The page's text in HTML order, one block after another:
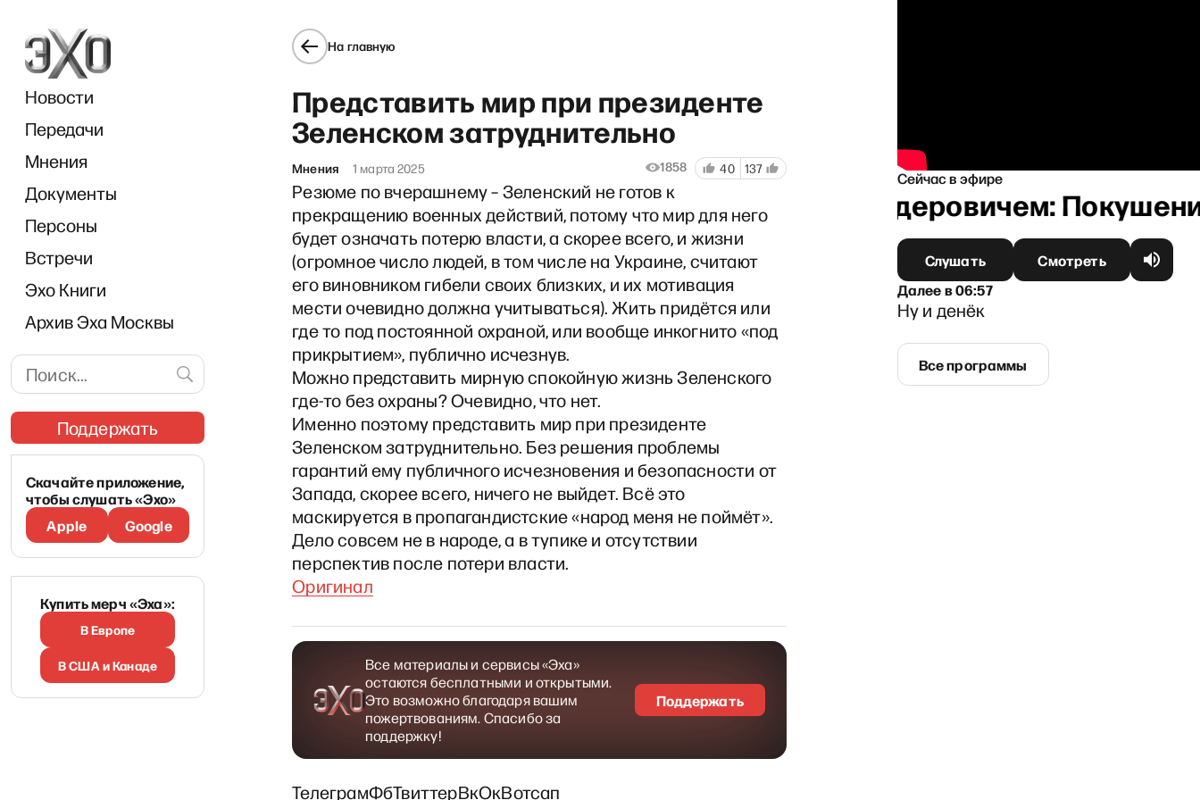
Новости
Передачи
Мнения
Документы
Персоны
Встречи
Эхо Книги
Архив Эха Москвы
Поддержать
Скачайте приложение,
чтобы слушать «Эхо»
Apple
Google
Купить мерч «Эха»:
В Европе
В США и Канаде
На главную
Представить мир при президенте
Зеленском затруднительно
Мнения 1 марта 2025 1858 40 137
Резюме по вчерашнему – Зеленский не готов к
прекращению военных действий, потому что мир для него
будет означать потерю власти, а скорее всего, и жизни
(огромное число людей, в том числе на Украине, считают
его виновником гибели своих близких, и их мотивация
мести очевидно должна учитываться). Жить придётся или
где то под постоянной охраной, или вообще инкогнито «под
прикрытием», публично исчезнув.
Можно представить мирную спокойную жизнь Зеленского
где-то без охраны? Очевидно, что нет.
Именно поэтому представить мир при президенте
Зеленском затруднительно. Без решения проблемы
гарантий ему публичного исчезновения и безопасности от
Запада, скорее всего, ничего не выйдет. Всё это
маскируется в пропагандистские «народ меня не поймёт».
Дело совсем не в народе, а в тупике и отсутствии
перспектив после потери власти.
Оригинал
Все материалы и сервисы «Эха»
остаются бесплатными и открытыми.
Это возможно благодаря вашим
пожертвованиям. Спасибо за
поддержку!
Поддержать
ТелеграмФбТвиттерВкОкВотсап
Сейчас в эфире
«Текущий момент» с Виктором Шендеровичем:
Слушать
Смотреть
Далеев06:57
Ну и денёк
Все программы